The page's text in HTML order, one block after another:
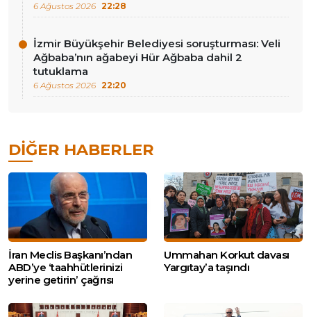
6 Ağustos 2026 22:28
İzmir Büyükşehir Belediyesi soruşturması: Veli
Ağbaba’nın ağabeyi Hür Ağbaba dahil 2
tutuklama
6 Ağustos 2026 22:20
DIĞER HABERLER
İran Meclis Başkanı’ndan
ABD’ye ‘taahhütlerinizi
yerine getirin’ çağrısı
Ummahan Korkut davası
Yargıtay’a taşındı